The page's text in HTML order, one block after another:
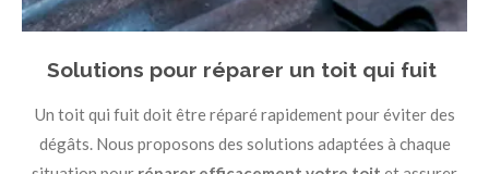
Solutions pour réparer un toit qui fuit
Un toit qui fuit doit être réparé rapidement pour éviter des
dégâts. Nous proposons des solutions adaptées à chaque